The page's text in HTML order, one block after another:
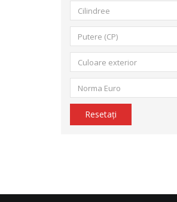
Cilindree
Putere (CP)
Culoare exterior
Norma Euro
Resetați